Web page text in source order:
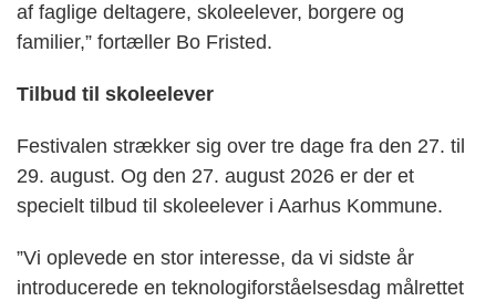
af faglige deltagere, skoleelever, borgere og
familier,” fortæller Bo Fristed.
Tilbud til skoleelever
Festivalen strækker sig over tre dage fra den 27. til
29. august. Og den 27. august 2026 er der et
specielt tilbud til skoleelever i Aarhus Kommune.
”Vi oplevede en stor interesse, da vi sidste år
introducerede en teknologiforståelsesdag målrettet